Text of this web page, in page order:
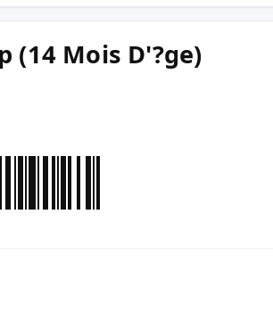
(14 Mois D'?ge)